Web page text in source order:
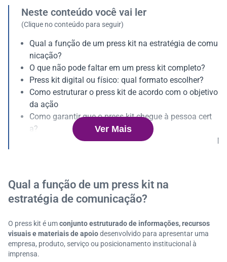
Neste conteúdo você vai ler
(Clique no conteúdo para seguir)
Qual a função de um press kit na estratégia de comu
nicação?
O que não pode faltar em um press kit completo?
Press kit digital ou físico: qual formato escolher?
Como estruturar o press kit de acordo com o objetivo
da ação
Como garantir que o press kit chegue à pessoa cert
a?
Como tornar o press kit atrativo para jornalistas e infl
Como medir o retorno dessa ação de PR?
Tendências de press kit: inovação, personalização e
ESG
Ver Mais
Qual a função de um press kit na
estratégia de comunicação?
O press kit é umconjunto estruturado de informações, recursos
visuais e materiais de apoiodesenvolvido para apresentar uma
empresa, produto, serviço ou posicionamento institucional à
imprensa.